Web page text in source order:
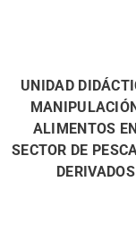
UNIDAD
ALIMENTOS
SECTOR DE
DERIVADOS